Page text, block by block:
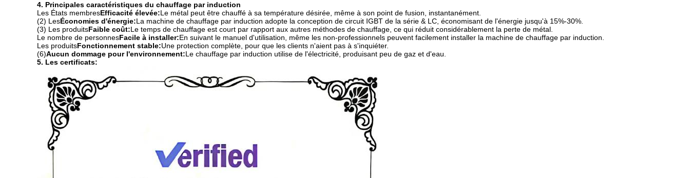
4. Principales caractéristiques du chauffage par induction
Les États membresEfficacité élevée:Le métal peut être chauffé à sa température désirée, même à son point de fusion, instantanément.
(2) LesÉconomies d'énergie:La machine de chauffage par induction adopte la conception de circuit IGBT de la série & LC, économisant de l'énergie jusqu'à 15%-30%.
(3) Les produitsFaible coût:Le temps de chauffage est court par rapport aux autres méthodes de chauffage, ce qui réduit considérablement la perte de métal.
Le nombre de personnesFacile à installer:En suivant le manuel d'utilisation, même les non-professionnels peuvent facilement installer la machine de chauffage par induction.
Les produitsFonctionnement stable:Une protection complète, pour que les clients n'aient pas à s'inquiéter.
(6)Aucun dommage pour l'environnement:Le chauffage par induction utilise de l'électricité, produisant peu de gaz et d'eau.
5. Les certificats: